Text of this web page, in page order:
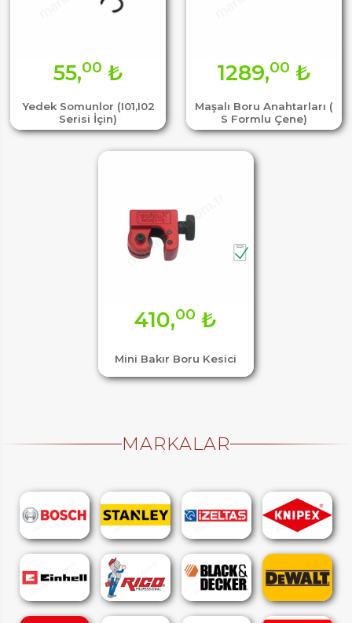
Yedek Somunlor (I01,I02
Serisi İçin)
55,00 ₺
Maşalı Boru Anahtarları (
S Formlu Çene)
1289,00 ₺
Mini Bakır Boru Kesici
410,00 ₺
MARKALAR